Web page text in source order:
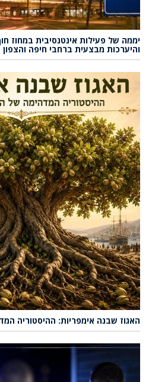
יממה של פעילות אינטנסיבית במחוז
והיערכות מבצעית ברחבי חיפה והצפון
האגוז שבנה אימפריות: ההיסטוריה